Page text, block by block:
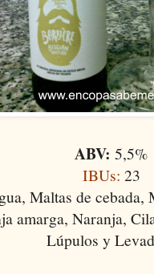
ABV: 5,5%
IBUs: 23
Maltas de cebada,
amarga, Naranja,
Lúpulos y